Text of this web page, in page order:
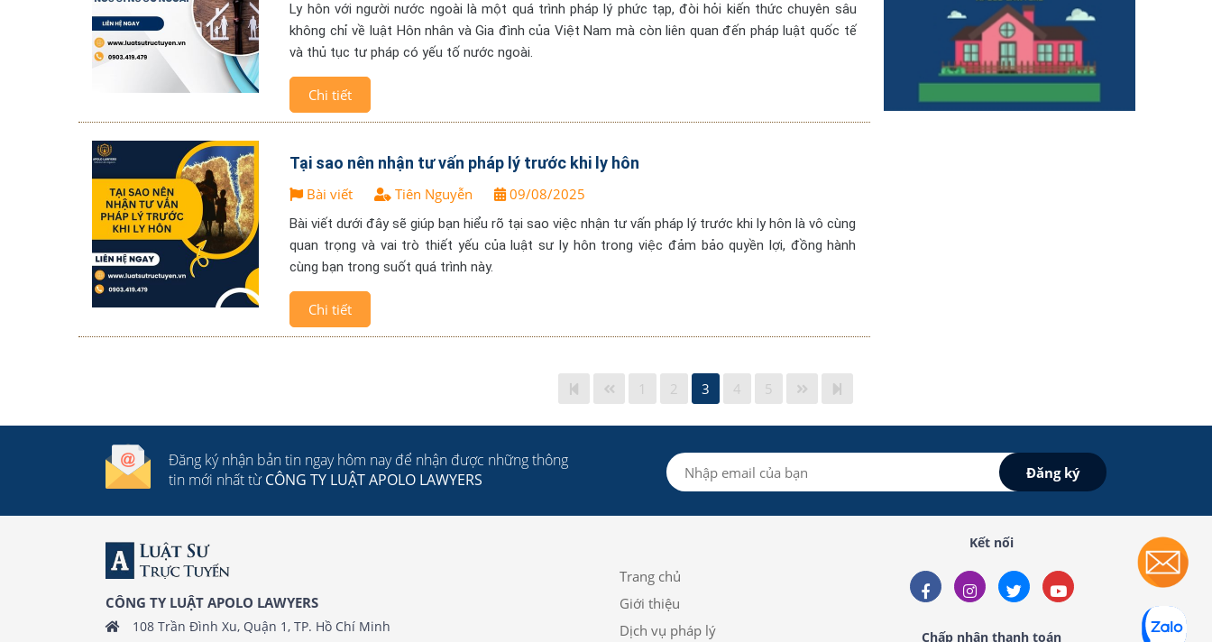
Ly hôn với người nước ngoài là một quá trình pháp lý phức tạp, đòi hỏi kiến thức chuyên sâu
không chỉ về luật Hôn nhân và Gia đình của Việt Nam mà còn liên quan đến pháp luật quốc tế
và thủ tục tư pháp có yếu tố nước ngoài.
Chi tiết
Tại sao nên nhận tư vấn pháp lý trước khi ly hôn
Bài viết Tiên Nguyễn 09/08/2025
Bài viết dưới đây sẽ giúp bạn hiểu rõ tại sao việc nhận tư vấn pháp lý trước khi ly hôn là vô cùng
quan trọng và vai trò thiết yếu của luật sư ly hôn trong việc đảm bảo quyền lợi, đồng hành
cùng bạn trong suốt quá trình này.
Chi tiết
1 2 3 4 5
Đăng ký nhận bản tin ngay hôm nay để nhận được những thông
tin mới nhất từCÔNG TY LUẬT APOLO LAWYERS
CÔNG TY LUẬT APOLO LAWYERS
108 Trần Đình Xu, Quận 1, TP. Hồ Chí Minh
Trang chủ
Giới thiệu
Dịch vụ pháp lý
Kết nối
Chấp nhận thanh toán